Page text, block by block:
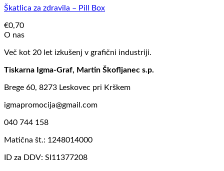
Škatlica za zdravila – Pill Box
€0,70
O nas
Več kot 20 let izkušenj v grafični industriji.
Tiskarna Igma-Graf, Martin Škofljanec s.p.
Brege 60, 8273 Leskovec pri Krškem
igmapromocija@gmail.com
040 744 158
Matična št.: 1248014000
ID za DDV: SI11377208